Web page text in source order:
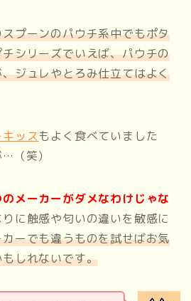
プーンのパウチ系中でもポタ
シリーズでいえば、パウチの
ジュレやとろみ仕立てはよく
ッスもよく食べていました
（笑）
メーカーがダメなわけじゃな
に触感や匂いの違いを敏感に
ーでも違うものを試せばお気
しれないです。